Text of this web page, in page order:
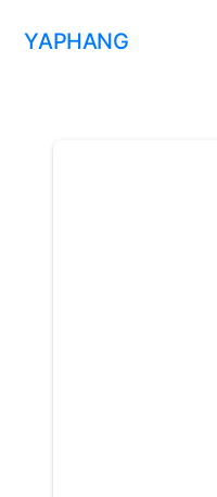
YAPHANG